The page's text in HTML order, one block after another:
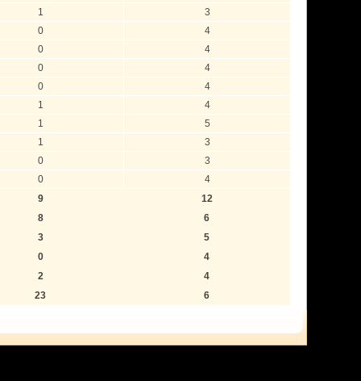
1
3
0
4
0
4
0
4
0
4
1
4
1
5
1
3
0
3
0
4
9
12
8
6
3
5
0
4
2
4
23
6